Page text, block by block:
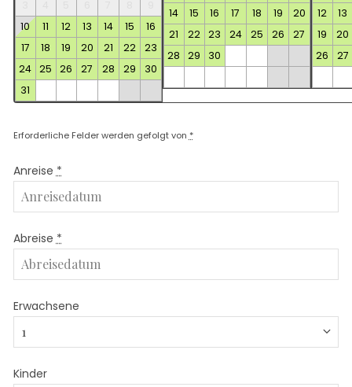
10
11 12 13 14 15
16
17
18 19 20 21 22
23
24
25 26 27 28 29
30
31
14
15 16 17 18 19
20
21
22 23 24 25 26
27
28
29 30
12
13
19
20
26
27
Erforderliche Felder werden gefolgt von *
Anreise *
Abreise *
Erwachsene
Kinder